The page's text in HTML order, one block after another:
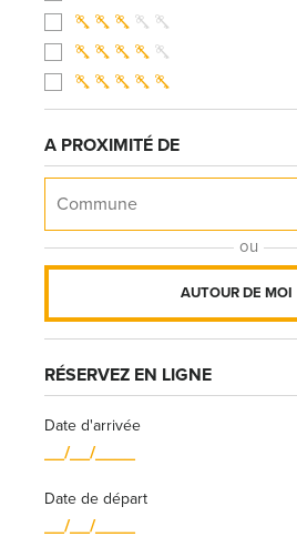
A PROXIMITÉ DE
ou
AUTOUR DE MOI
RÉSERVEZ EN LIGNE
Date d'arrivée
Date de départ